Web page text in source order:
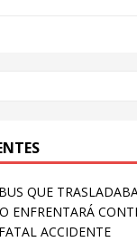
QUE
ENFRENTARÁ
ACCIDENTE